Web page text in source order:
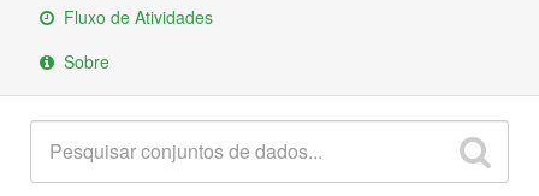
Fluxo de Atividades
Sobre